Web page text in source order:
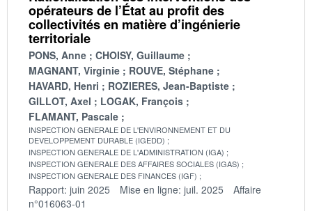
opérateurs de l’État au profit des
collectivités en matière d’ingénierie
territoriale
PONS, Anne
CHOISY, Guillaume
MAGNANT, Virginie
ROUVE, Stéphane
HAVARD, Henri
ROZIERES, Jean-Baptiste
GILLOT, Axel
LOGAK, François
FLAMANT, Pascale
INSPECTION GENERALE DE L'ENVIRONNEMENT ET DU
DEVELOPPEMENT DURABLE (IGEDD)
INSPECTION GENERALE DE L'ADMINISTRATION (IGA)
INSPECTION GENERALE DES AFFAIRES SOCIALES (IGAS)
INSPECTION GENERALE DES FINANCES (IGF)
Rapport: juin 2025 Mise en ligne: juil. 2025
Affaire
n°016063-01